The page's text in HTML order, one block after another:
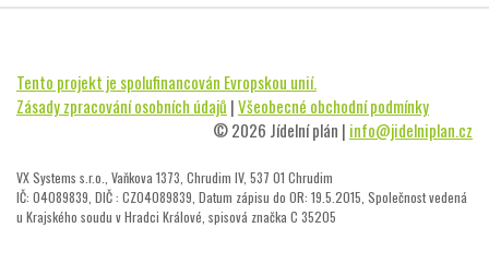
Tento projekt je spolufinancován Evropskou unií.
Zásady zpracování osobních údajů |Všeobecné obchodní podmínky
© 2026 Jídelní plán | info@jidelniplan.cz
VX Systems s.r.o., Vaňkova 1373, Chrudim IV, 537 01 Chrudim
IČ: 04089839, DIČ : CZ04089839, Datum zápisu do OR: 19.5.2015, Společnost vedená
u Krajského soudu v Hradci Králové, spisová značka C 35205